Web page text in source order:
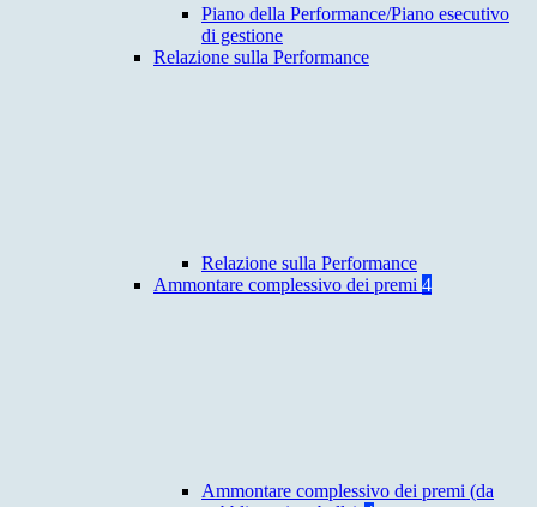
Piano della Performance/Piano esecutivo
di gestione
Relazione sulla Performance
Relazione sulla Performance
Ammontare complessivo dei premi 4
Ammontare complessivo dei premi (da